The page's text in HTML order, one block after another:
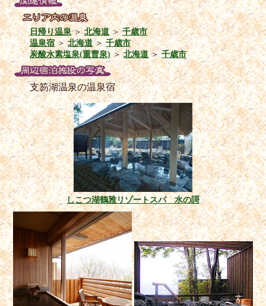
日帰り温泉＞北海道＞千歳市
温泉宿＞北海道＞千歳市
炭酸水素塩泉(重曹泉)＞北海道＞千歳市
支笏湖温泉の温泉宿
しこつ湖鶴雅リゾートスパ 水の謌